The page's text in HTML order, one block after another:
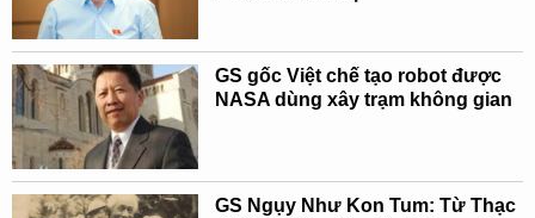
GS gốc Việt chế tạo robot được
NASA dùng xây trạm không gian
GS Ngụy Như Kon Tum: Từ Thạc